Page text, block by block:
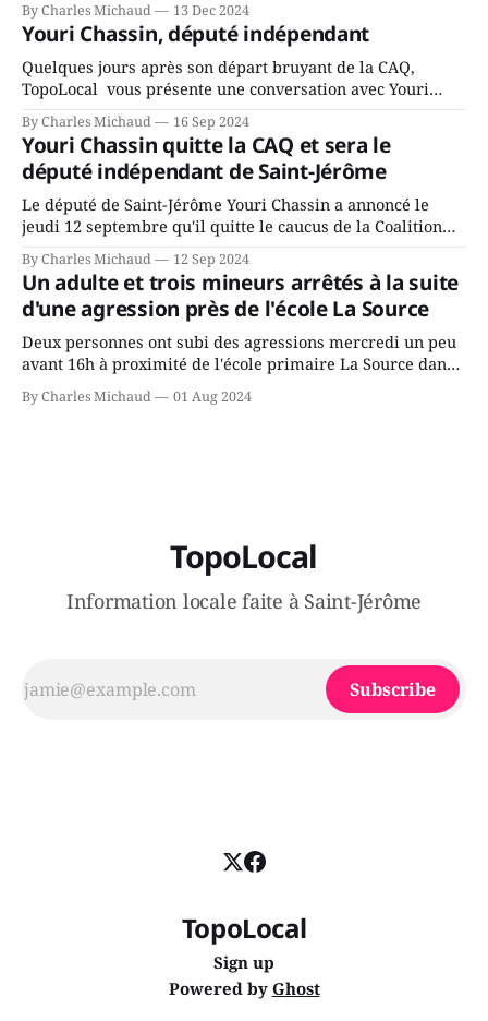
fait l’annonce en s’adressant aux employés de la ville,
rassemblés en soirée pour leur traditionnel souper
By Charles Michaud 13 Dec 2024
Youri Chassin, député indépendant
Quelques jours après son départ bruyant de la CAQ,
TopoLocal vous présente une conversation avec Youri
Chassin. Nous avons causé de sa décision. Y songeait-il
depuis longtemps? Sera-t-il candidat indépendant dans 2
ans? Joindrait-il un autre parti, par exemple les
conservateurs d’Éric Duhaime? Que lui
By Charles Michaud 16 Sep 2024
Youri Chassin quitte la CAQ et sera le
député indépendant de Saint-Jérôme
Le député de Saint-Jérôme Youri Chassin a annoncé le
jeudi 12 septembre qu'il quitte le caucus de la Coalition
Avenir Québec de François Legault parce qu'il est déçu du
gouvernement de la CAQ, surtout de son incapacité, qu'il
juge chronique, à offrir des
By Charles Michaud 12 Sep 2024
Un adulte et trois mineurs arrêtés à la suite
d'une agression près de l'école La Source
Deux personnes ont subi des agressions mercredi un peu
avant 16h à proximité de l'école primaire La Source dans
le secteur Bellefeuille de Saint-Jérôme. L'une de deux
victimes aurait été écrasée sous un véhicule et aspergée
By Charles Michaud 01 Aug 2024
TopoLocal
Information locale faite à Saint-Jérôme
Subscribe
TopoLocal
Sign up
Powered by Ghost